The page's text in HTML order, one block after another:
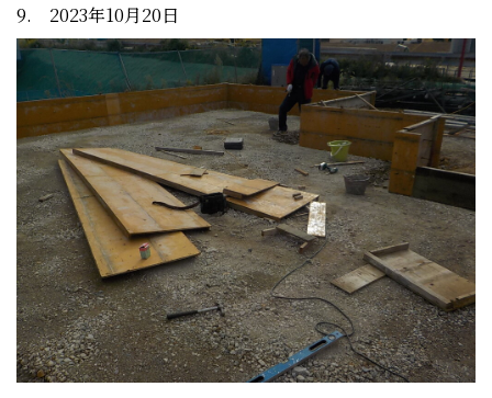
9. 2023年10月20日